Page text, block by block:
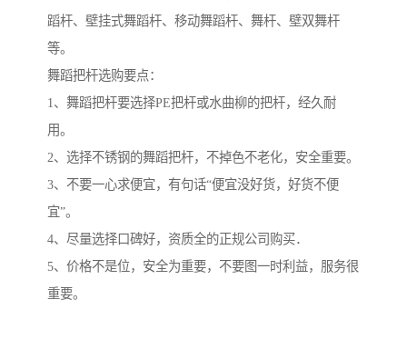
蹈杆、壁挂式舞蹈杆、移动舞蹈杆、舞杆、壁双舞杆
等。
舞蹈把杆选购要点：
1、舞蹈把杆要选择PE把杆或水曲柳的把杆，经久耐
用。
2、选择不锈钢的舞蹈把杆，不掉色不老化，安全重要。
3、不要一心求便宜，有句话“便宜没好货，好货不便
宜”。
4、尽量选择口碑好，资质全的正规公司购买．
5、价格不是位，安全为重要，不要图一时利益，服务很
重要。